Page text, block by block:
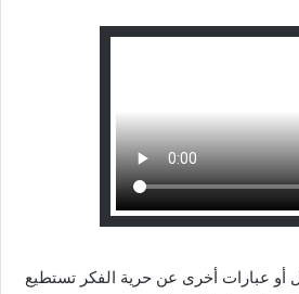
أو عبارات أخرى عن حرية الفكر تستطيع